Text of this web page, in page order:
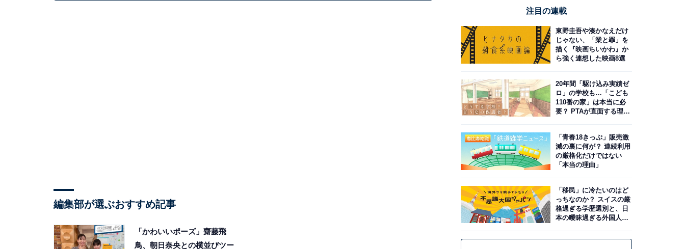
編集部が選ぶおすすめ記事
「かわいいポーズ」齋藤飛
鳥、朝日奈央との横並びツー
注目の連載
東野圭吾や湊かなえだけ
じゃない、「業と罪」を
描く『映画ちいかわ』か
ら強く連想した映画8選
20年間「駆け込み実績ゼ
ロ」の学校も…「こども
110番の家」は本当に必
要？ PTAが直面する理想
「青春18きっぷ」販売激
減の裏に何が？ 連続利用
の厳格化だけではない
「本当の理由」
「移民」に冷たいのはど
っちなのか？ スイスの厳
格過ぎる学歴選別と、日
本の曖昧過ぎる外国人政